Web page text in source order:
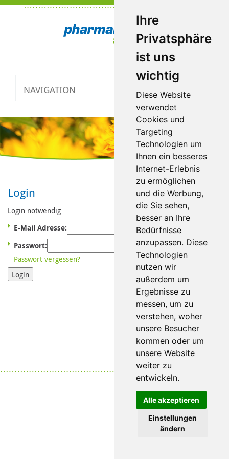
Ihre
Privatsphäre
ist uns
wichtig
Diese Website
verwendet
Cookies und
Targeting
Technologien um
Ihnen ein besseres
Internet-Erlebnis
zu ermöglichen
und die Werbung,
die Sie sehen,
besser an Ihre
Bedürfnisse
anzupassen. Diese
Technologien
nutzen wir
außerdem um
Ergebnisse zu
messen, um zu
verstehen, woher
unsere Besucher
kommen oder um
unsere Website
weiter zu
entwickeln.
Alle akzeptieren
Einstellungen
ändern
NAVIGATION
Login
Login notwendig
E-Mail Adresse:
Passwort:
Passwort vergessen?
Login
Datenschutz|